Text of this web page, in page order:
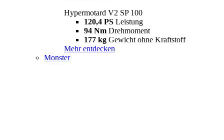
Hypermotard V2 SP 100
120,4 PS Leistung
94 Nm Drehmoment
177 kg Gewicht ohne Kraftstoff
Mehr entdecken
Monster